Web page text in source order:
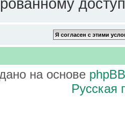
на основе phpBB
Русская